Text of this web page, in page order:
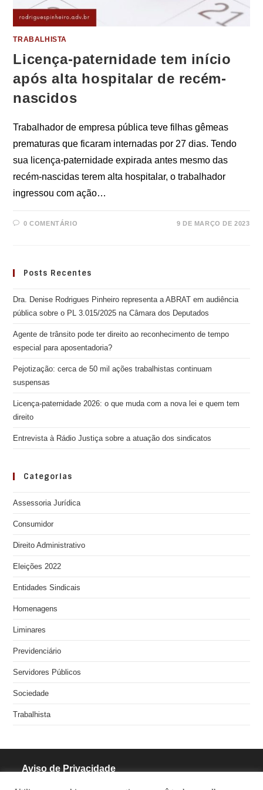
TRABALHISTA
Licença-paternidade tem início
após alta hospitalar de recém-
nascidos
Trabalhador de empresa pública teve filhas gêmeas
prematuras que ficaram internadas por 27 dias. Tendo
sua licença-paternidade expirada antes mesmo das
recém-nascidas terem alta hospitalar, o trabalhador
ingressou com ação…
0 COMENTÁRIO 9 DE MARÇO DE 2023
Posts Recentes
Dra. Denise Rodrigues Pinheiro representa a ABRAT em audiência
pública sobre o PL 3.015/2025 na Câmara dos Deputados
Agente de trânsito pode ter direito ao reconhecimento de tempo
especial para aposentadoria?
Pejotização: cerca de 50 mil ações trabalhistas continuam
suspensas
Licença-paternidade 2026: o que muda com a nova lei e quem tem
direito
Entrevista à Rádio Justiça sobre a atuação dos sindicatos
Categorias
Assessoria Jurídica
Consumidor
Direito Administrativo
Eleições 2022
Entidades Sindicais
Homenagens
Liminares
Previdenciário
Servidores Públicos
Sociedade
Trabalhista
Aviso de Privacidade